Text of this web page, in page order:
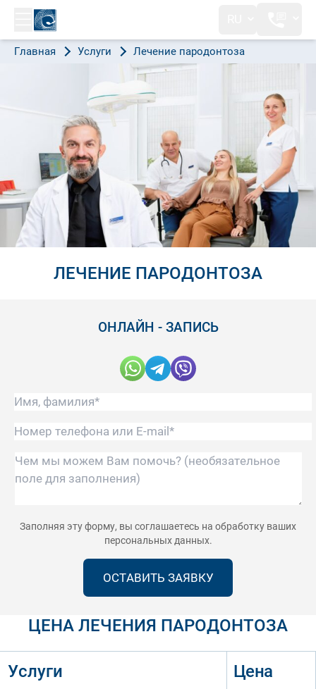
Главная Услуги Лечение пародонтоза
ЛЕЧЕНИЕ ПАРОДОНТОЗА
ОНЛАЙН - ЗАПИСЬ
Наши социальные сети и
Имя, фамилия*
E-mail
Чем мы можем Вам помочь?
Заполняя эту форму, вы соглашаетесь на обработку ваших
персональных данных.
ЦЕНА ЛЕЧЕНИЯ ПАРОДОНТОЗА
Услуги Цена